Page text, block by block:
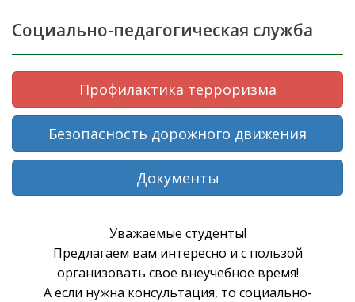
Социально-педагогическая служба
Профилактика терроризма
Безопасность дорожного движения
Документы
Уважаемые студенты!
Предлагаем вам интересно и с пользой
организовать свое внеучебное время!
А если нужна консультация, то социально-